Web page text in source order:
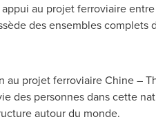
au projet ferroviaire
des ensembles
projet ferroviaire Chine –
des personnes dans cette
autour du monde.